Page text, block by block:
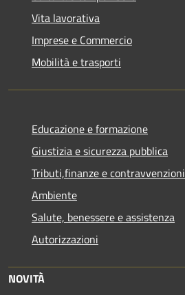
Vita lavorativa
Imprese e Commercio
Mobilità e trasporti
Educazione e formazione
Giustizia e sicurezza pubblica
Tributi,finanze e contravvenzioni
Ambiente
Salute, benessere e assistenza
Autorizzazioni
NOVITÀ